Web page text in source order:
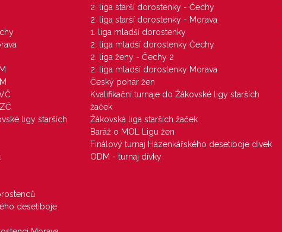
ligy starších
desetiboje
2. liga starší dorostenky - Čechy
2. liga starší dorostenky - Morava
1. liga mladší dorostenky
2. liga mladší dorostenky Čechy
2. liga ženy - Čechy 2
2. liga mladší dorostenky Morava
Český pohár žen
Kvalifikační turnaje do Žákovské ligy starších
žaček
Žákovská liga starších žaček
Baráž o MOL Ligu žen
Finálový turnaj Házenkářského desetiboje dívek
ODM - turnaj dívky